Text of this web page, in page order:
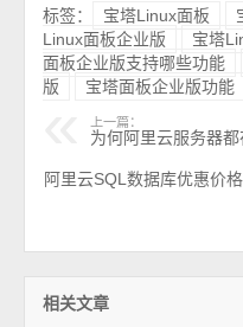
标签： 宝塔Linux面板
Linux面板企业版
宝塔
面板企业版支持哪些功能
版
宝塔面板企业版功能
上一篇：
为何阿里云服务器都
阿里云SQL数据库优惠价
相关文章